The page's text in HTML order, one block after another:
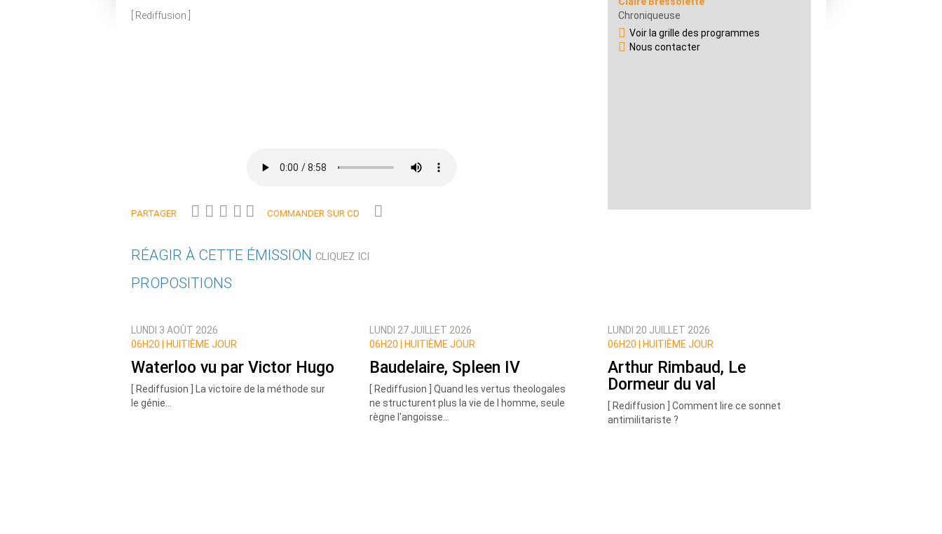
[ Rediffusion ]
PARTAGER COMMANDER SUR CD
Chroniqueuse
Voir la grille des programmes
Nous contacter
RÉAGIR À CETTE ÉMISSION CLIQUEZ ICI
Nom
Courriel (non publié)
PROPOSITIONS
LUNDI 3 AOÛT 2026
06H20 |
HUITIÈME JOUR
Waterloo vu par Victor Hugo
[ Rediffusion ] La victoire de la méthode sur
le génie...
LUNDI 27 JUILLET 2026
06H20 |
HUITIÈME JOUR
Baudelaire, Spleen IV
[ Rediffusion ] Quand les vertus theologales
ne structurent plus la vie de l homme, seule
règne l'angoisse...
LUNDI 20 JUILLET 2026
06H20 |
HUITIÈME JOUR
Arthur Rimbaud, Le
Dormeur du val
[ Rediffusion ] Comment lire ce sonnet
antimilitariste ?